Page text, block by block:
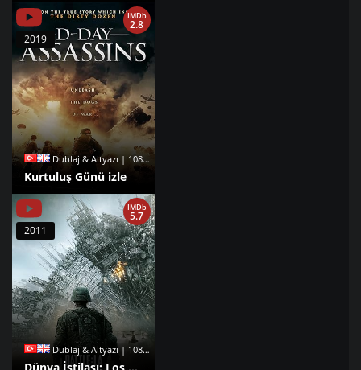
Dublaj & Altyazı | 1080p |
Kurtuluş Günü izle
IMDb
2.8
2019
Dublaj & Altyazı | 1080p |
IMDb
5.7
2011